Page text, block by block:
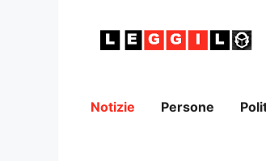
Notizie Persone